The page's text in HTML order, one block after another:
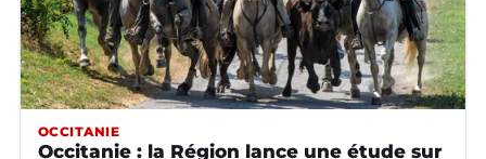
OCCITANIE
Occitanie : la Région lance une étude sur